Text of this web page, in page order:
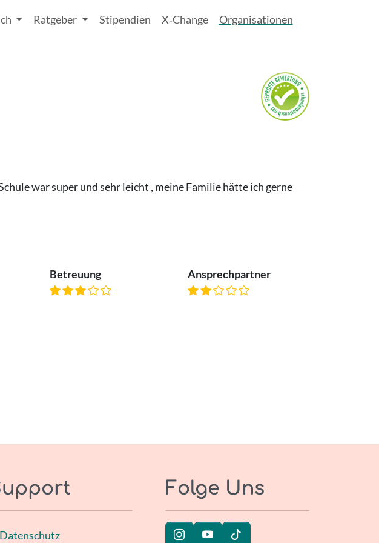
Ratgeber Stipendien X‑Change Organisationen
war super und sehr leicht , meine Familie hätte ich gerne
Betreuung Ansprechpartner
Datenschutz
Folge Uns